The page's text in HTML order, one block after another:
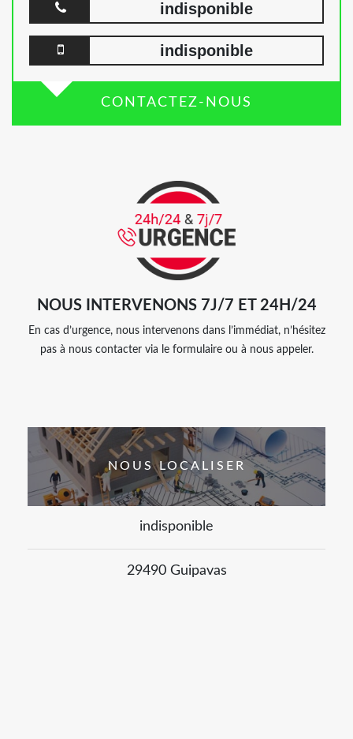
indisponible
indisponible
CONTACTEZ-NOUS
NOUS INTERVENONS 7J/7 ET 24H/24
En cas d’urgence, nous intervenons dans l’immédiat, n’hésitez
pas à nous contacter via le formulaire ou à nous appeler.
NOUS LOCALISER
indisponible
29490 Guipavas